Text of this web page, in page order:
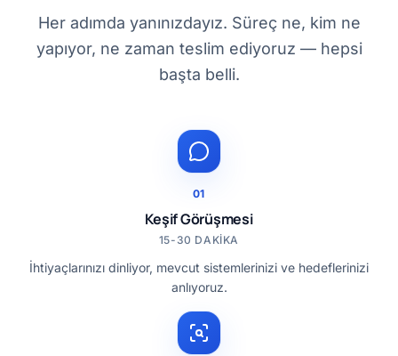
Her adımda yanınızdayız. Süreç ne, kim ne
yapıyor, ne zaman teslim ediyoruz — hepsi
başta belli.
01
Keşif Görüşmesi
15-30 DAKIKA
İhtiyaçlarınızı dinliyor, mevcut sistemlerinizi ve hedeflerinizi
anlıyoruz.